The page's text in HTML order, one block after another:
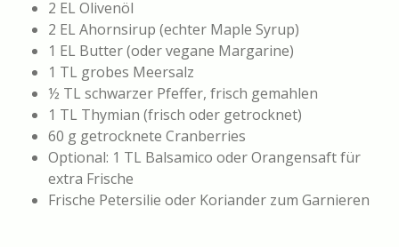
2 EL Olivenöl
2 EL Ahornsirup (echter Maple Syrup)
1 EL Butter (oder vegane Margarine)
1 TL grobes Meersalz
½ TL schwarzer Pfeffer, frisch gemahlen
1 TL Thymian (frisch oder getrocknet)
60 g getrocknete Cranberries
Optional: 1 TL Balsamico oder Orangensaft für
extra Frische
Frische Petersilie oder Koriander zum Garnieren